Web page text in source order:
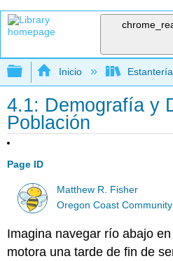
Expandir/contraer
Inicio Estantería
4.1: Demografía y
Población
Page ID
Matthew R. Fisher
Oregon Coast
Imagina navegar río abajo
motora una tarde de fin de